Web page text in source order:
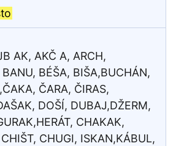
AK, AKČ A, ARCH,
BÉŠA, BIŠA,BUCHÁN,
ČARA, ČIRAS,
DOŠÍ, DUBAJ,DŽERM,
CHAKAK,
CHUGI, ISKAN,KÁBUL,